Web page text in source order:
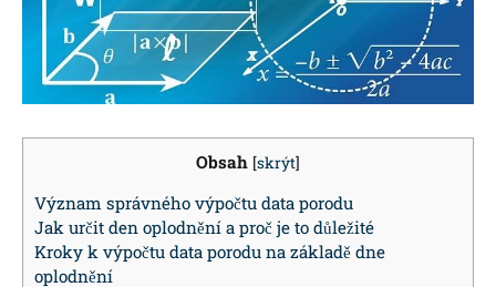
Obsah [skrýt]
Význam správného výpočtu data porodu
Jak určit den oplodnění a proč je to důležité
Kroky k výpočtu data porodu na základě dne
oplodnění